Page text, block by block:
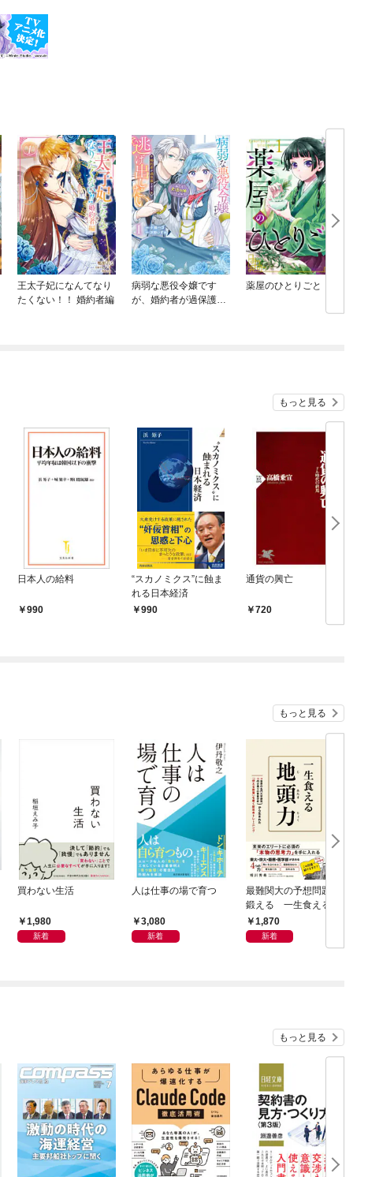
王太子妃になんてなり
たくない！！ 婚約者編
病弱な悪役令嬢です
が、婚約者が過保護す
薬屋のひとりごと
もっと見る
日本人の給料
990
“スカノミクス”に蝕ま
れる日本経済
990
通貨の興亡
720
もっと見る
買わない生活
1,980
新着
人は仕事の場で育つ
3,080
新着
最難関大の予想問題で
鍛える 一生食える地
頭力1,870
新着
もっと見る